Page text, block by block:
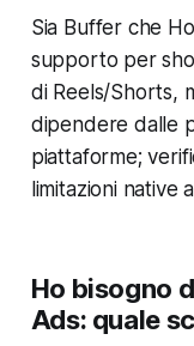
Sia Buffer che
supporto per
di Reels/Shorts,
dipendere dalle
piattaforme;
limitazioni native
Ho bisogno
Ads: quale